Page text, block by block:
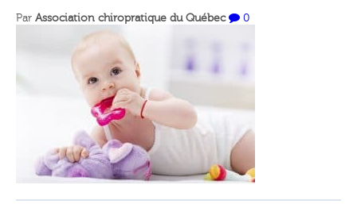
Par Association chiropratique du Québec 0